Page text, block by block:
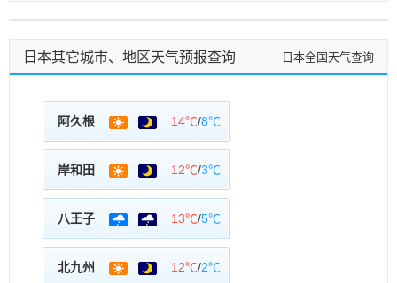
日本其它城市、地区天气预报查询 日本全国天气查询
阿久根 14℃/8℃
岸和田 12℃/3℃
八王子 13℃/5℃
北九州 12℃/2℃